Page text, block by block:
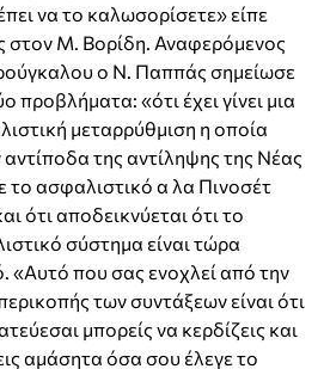
να το καλωσορίσετε» είπε
στον Μ. Βορίδη. Αναφερόμενος
ο Ν. Παππάς σημείωσε
προβλήματα: «ότι έχει γίνει μια
μεταρρύθμιση η οποία
αντίποδα της αντίληψης της Νέας
το ασφαλιστικό α λα Πινοσέτ
ότι αποδεικνύεται ότι το
σύστημα είναι τώρα
«Αυτό που σας ενοχλεί από την
των συντάξεων είναι ότι
μπορείς να κερδίζεις και
αμάσητα όσα σου έλεγε το